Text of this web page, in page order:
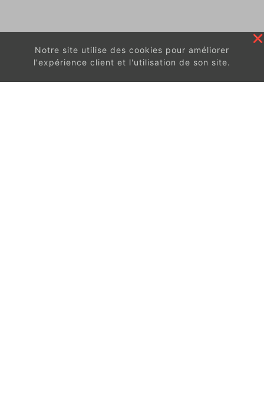
Notre site utilise des cookies pour améliorer
l'expérience client et l'utilisation de son site.